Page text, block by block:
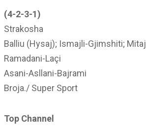
(4-2-3-1)
Strakosha
Balliu (Hysaj); Ismajli-Gjimshiti; Mitaj
Ramadani-Laçi
Asani-Asllani-Bajrami
Broja./ Super Sport
Top Channel